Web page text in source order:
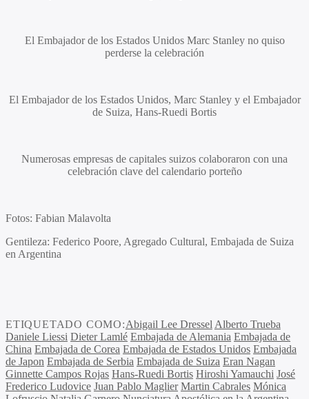
El Embajador de los Estados Unidos Marc Stanleyno quiso
perderse la celebración
El Embajador de los Estados Unidos, Marc Stanleyy el Embajador
de Suiza, Hans-Ruedi Bortis
Numerosas empresas de capitales suizos colaboraron con una
celebración clave del calendario porteño
Fotos: Fabian Malavolta
Gentileza: Federico Poore, Agregado Cultural, Embajada de Suiza
en Argentina
ETIQUETADO COMO:Abigail Lee Dressel Alberto Trueba
Daniele Liessi Dieter Lamlé Embajada de Alemania Embajada de
China Embajada de Corea Embajada de Estados Unidos Embajada
de Japon Embajada de Serbia Embajada de Suiza Eran Nagan
Ginnette Campos Rojas Hans-Ruedi Bortis Hiroshi Yamauchi José
Frederico Ludovice Juan Pablo Maglier Martin Cabrales Mónica